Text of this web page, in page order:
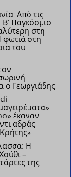
Από τις
Παγκόσμιο
στη
φωτιά στη
του
ο Γεωργιάδης
έκαναν
αδράς
Η
–
της